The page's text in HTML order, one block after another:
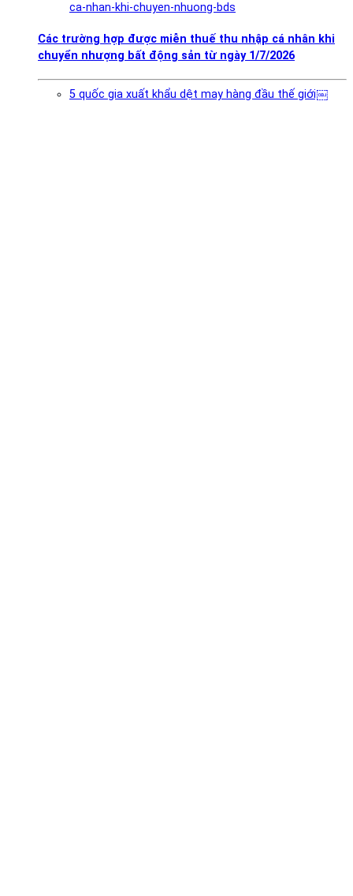
Các trường hợp được miễn thuế thu nhập cá nhân khi
chuyển nhượng bất động sản từ ngày 1/7/2026
5 quốc gia xuất khẩu dệt may hàng đầu thế giới￼